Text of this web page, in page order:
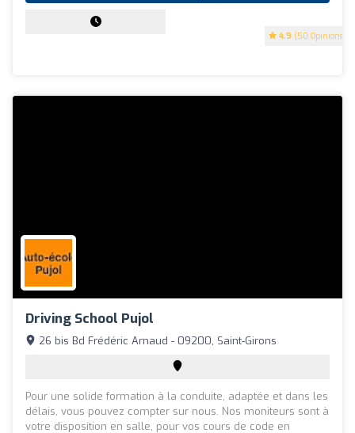
4.9 (50 Opinions)
Driving School Pujol
26 bis Bd Frédéric Arnaud - 09200, Saint-Girons
Pour une solide formation à la conduite, adaptée et dans les
délais, vous pouvez compter sur nous. Nos moniteurs sont à
votre disposition en salle, pour vos cours de code en